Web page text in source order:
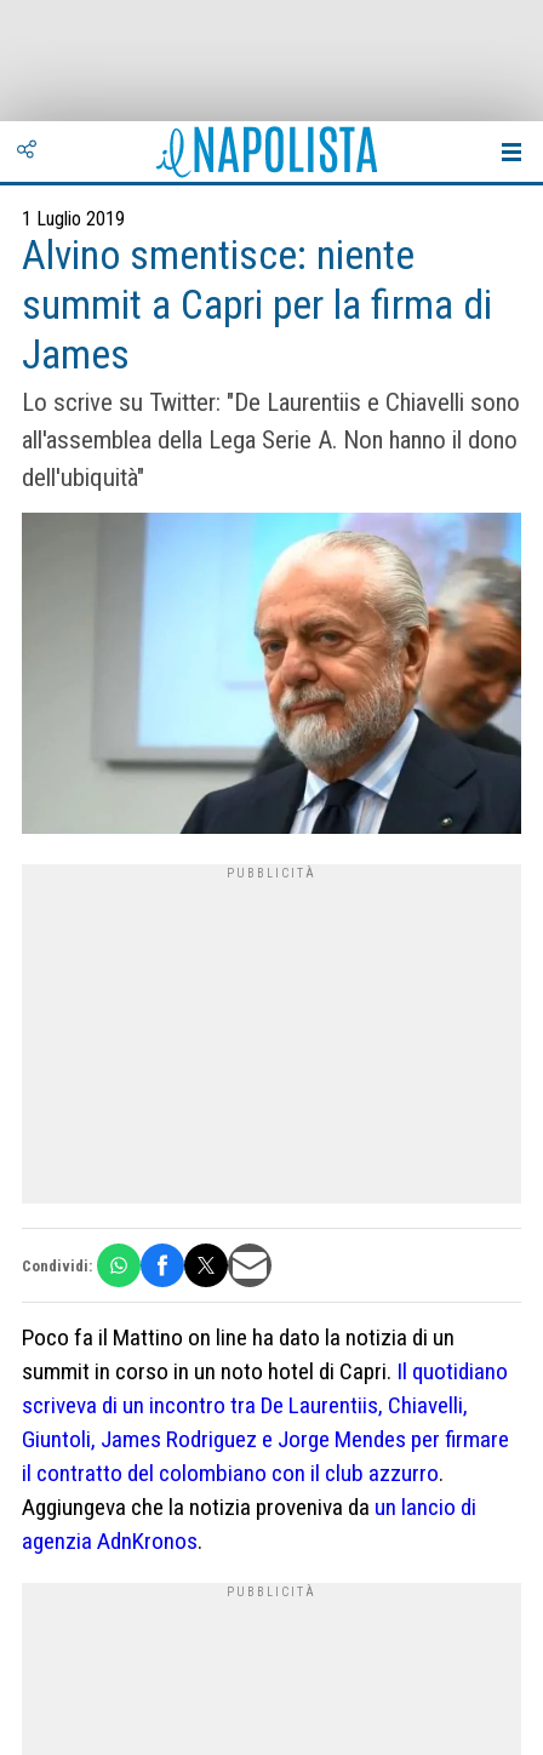
1 Luglio 2019
Alvino smentisce: niente
summit a Capri per la firma di
James
Lo scrive su Twitter: "De Laurentiis e Chiavelli sono
all'assemblea della Lega Serie A. Non hanno il dono
dell'ubiquità"
Condividi:
Poco fa il Mattino on line ha dato la notizia di un
summit in corso in un noto hotel di Capri. Il quotidiano
scriveva di un incontro tra De Laurentiis, Chiavelli,
Giuntoli, James Rodriguez e Jorge Mendes per firmare
il contratto del colombiano con il club azzurro.
Aggiungeva che la notizia proveniva da un lancio di
agenzia AdnKronos.